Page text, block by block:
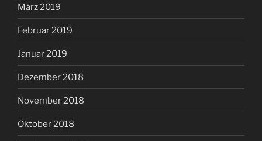
März 2019
Februar 2019
Januar 2019
Dezember 2018
November 2018
Oktober 2018